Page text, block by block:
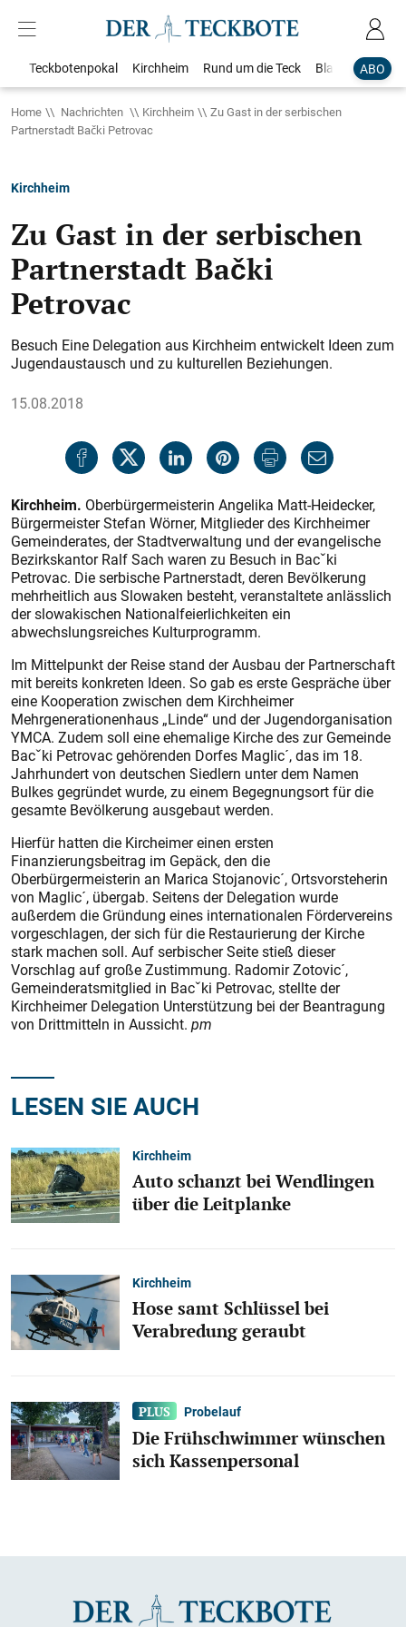
ABO
Teckbotenpokal Kirchheim Rund um die Teck Blaulicht
Home Nachrichten Kirchheim
Zu Gast in der serbischen
Partnerstadt Bački Petrovac
Kirchheim
Zu Gast in der serbischen
Partnerstadt Bački
Petrovac
Besuch Eine Delegation aus Kirchheim entwickelt Ideen zum
Jugendaustausch und zu kulturellen Beziehungen.
15.08.2018
Kirchheim. Oberbürgermeisterin Angelika Matt-Heidecker,
Bürgermeister Stefan Wörner, Mitglieder des Kirchheimer
Gemeinderates, der Stadtverwaltung und der evangelische
Bezirkskantor Ralf Sach waren zu Besuch in Bacˇki
Petrovac. Die serbische Partnerstadt, deren Bevölkerung
mehrheitlich aus Slowaken besteht, veranstaltete anlässlich
der slowakischen Nationalfeierlichkeiten ein
abwechslungsreiches Kulturprogramm.
Im Mittelpunkt der Reise stand der Ausbau der Partnerschaft
mit bereits konkreten Ideen. So gab es erste Gespräche über
eine Kooperation zwischen dem Kirchheimer
Mehrgenerationenhaus „Linde“ und der Jugendorganisation
YMCA. Zudem soll eine ehemalige Kirche des zur Gemeinde
Bacˇki Petrovac gehörenden Dorfes Maglic´, das im 18.
Jahrhundert von deutschen Siedlern unter dem Namen
Bulkes gegründet wurde, zu einem Begegnungsort für die
gesamte Bevölkerung ausgebaut werden.
Hierfür hatten die Kircheimer einen ersten
Finanzierungsbeitrag im Gepäck, den die
Oberbürgermeisterin an Marica Stojanovic´, Ortsvorsteherin
von Maglic´, übergab. Seitens der Delegation wurde
außerdem die Gründung eines internationalen Fördervereins
vorgeschlagen, der sich für die Restaurierung der Kirche
stark machen soll. Auf serbischer Seite stieß dieser
Vorschlag auf große Zustimmung. Radomir Zotovic´,
Gemeinderatsmitglied in Bacˇki Petrovac, stellte der
Kirchheimer Delegation Unterstützung bei der Beantragung
von Drittmitteln in Aussicht. pm
LESEN SIE AUCH
Kirchheim
Auto schanzt bei Wendlingen
über die Leitplanke
Kirchheim
Hose samt Schlüssel bei
Verabredung geraubt
Probelauf
Die Frühschwimmer wünschen
sich Kassenpersonal